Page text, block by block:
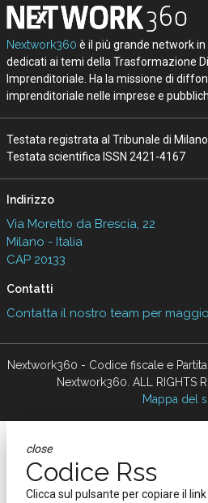
Nextwork360 è il più grande network
dedicati ai temi della Trasformazione
Imprenditoriale. Ha la missione di
imprenditoriale nelle imprese e
Testata registrata al Tribunale di
Testata scientifica ISSN 2421-4167
Indirizzo
Via Moretto da Brescia, 22
Milano - Italia
CAP 20133
Contatti
Contatta il nostro team per
Nextwork360 - Codice fiscale e
Nextwork360. ALL RIGHTS
Mappa del
close
Codice Rss
Clicca sul pulsante per copiare il link